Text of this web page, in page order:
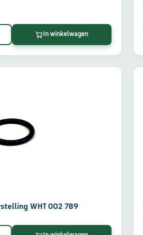
In winkelwagen
WHT 002 789